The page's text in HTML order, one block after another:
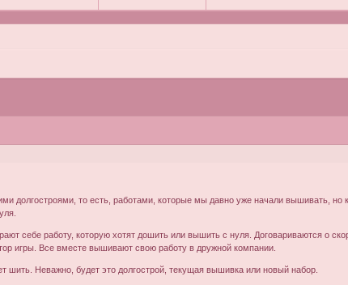
долгостроями, то есть, работами, которые мы давно уже начали вышивать,
себе работу, которую хотят дошить или вышить с нуля. Договариваются о
игры. Все вместе вышивают свою работу в дружной компании.
шить. Неважно, будет это долгострой, текущая вышивка или новый набор.